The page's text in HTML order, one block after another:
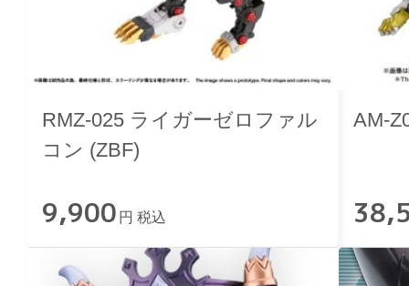
RMZ-025 ライガーゼロファル
コン (ZBF)
9,900 円 税込
AM-